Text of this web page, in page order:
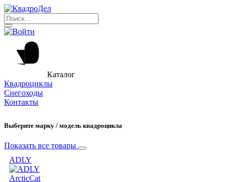
Каталог
Квадроциклы
Снегоходы
Контакты
Выберите марку / модель квадроцикла
Показать все товары
ADLY
ArcticCat